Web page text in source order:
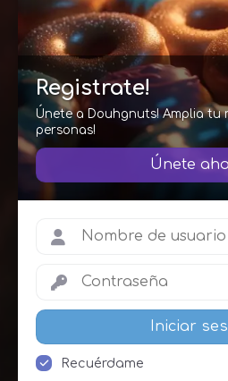
Registrate!
Únete a Douhgnuts! Amplia tu
personas!
Únete
Iniciar
Recuérdame